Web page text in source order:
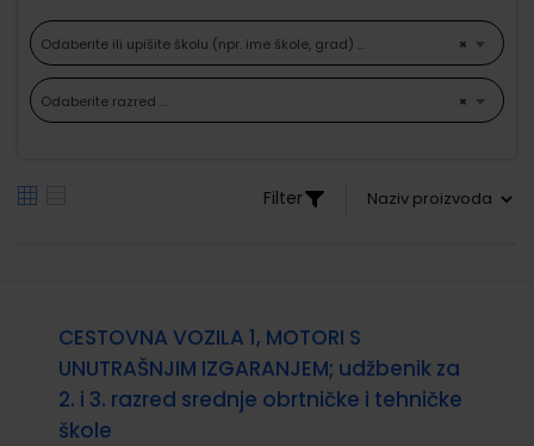
×
Odaberite ili upišite školu (npr. ime škole, grad) ...
×
Odaberite razred ...
Filter
CESTOVNA VOZILA 1, MOTORI S
UNUTRAŠNJIM IZGARANJEM; udžbenik za
2. i 3. razred srednje obrtničke i tehničke
škole